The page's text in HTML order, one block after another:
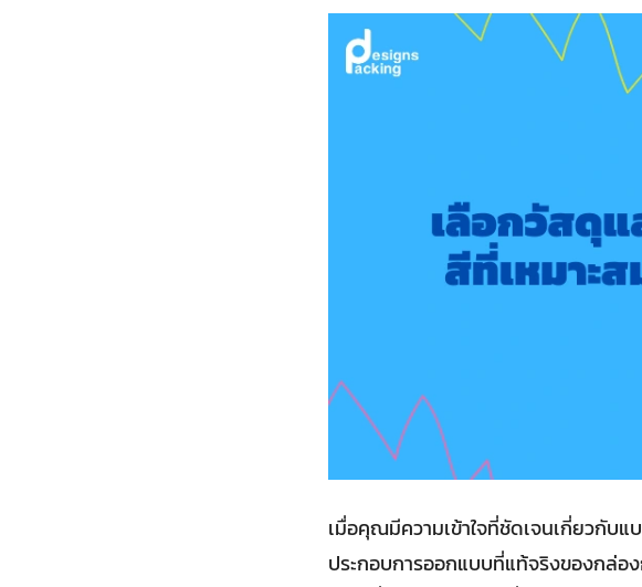
เมื่อคุณมีความเข้าใจที่ชัดเจนเกี่ยวกับ
ประกอบการออกแบบที่แท้จริงของกล่อ